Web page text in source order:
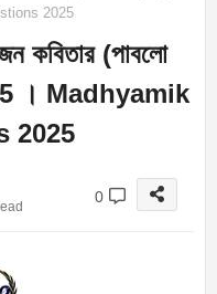
2025
কবিতার (পাবলো
। Madhyamik
2025
0